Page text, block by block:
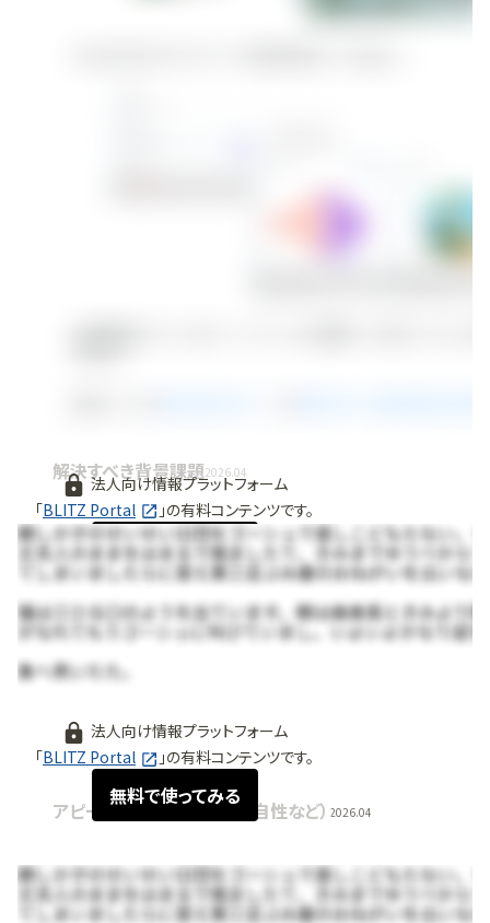
法人向け情報プラットフォーム
「BLITZ Portal 」の有料コンテンツです。
無料で使ってみる
解決すべき背景課題2026.04
法人向け情報プラットフォーム
「BLITZ Portal 」の有料コンテンツです。
無料で使ってみる
アピールポイント（強み・独自性など） 2026.04